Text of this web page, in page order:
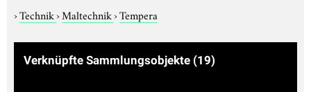
›Technik›Maltechnik›Tempera
Verknüpfte Sammlungsobjekte (19)